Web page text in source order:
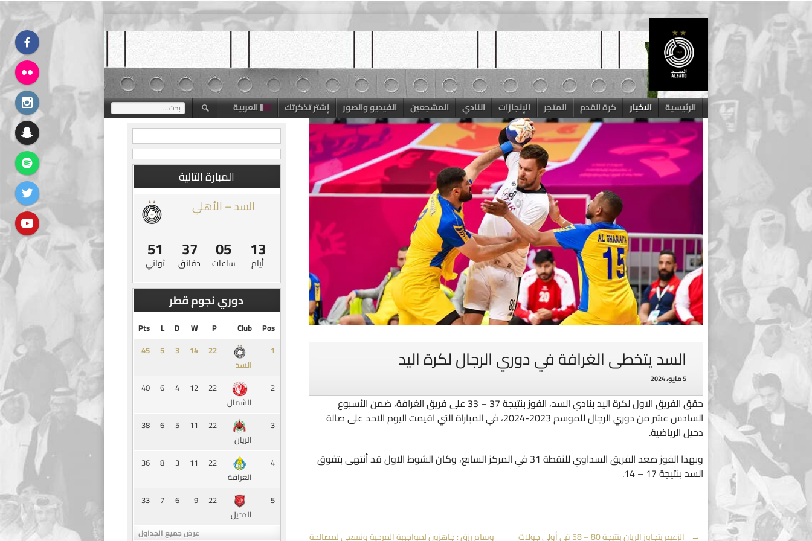
Skip
content
الرئيسية الاخبار كرة القدم المتجر الإنجازات النادي المشجعين الفيديو والصور إشتر تذكرتك العربية البحث
عن:
السد يتخطى الغرافة في دوري الرجال لكرة اليد
5 مايو، 2024
حقق الفريق الاول لكرة اليد بنادي السد، الفوز بنتيجة 37 – 33 على فريق الغرافة، ضمن الأسبوع
السادس عشر من دوري الرجال للموسم 2023-2024، في المباراة التي اقيمت اليوم الاحد على صالة
دحيل الرياضية.
وبهذا الفوز صعد الفريق السداوي للنقطة 31 في المركز السابع، وكان الشوط الاول قد أنتهى بتفوق
السد بنتيجة 17 – 14.
←
الزعيم يتجاوز الريان بنتيجة 80 – 58 في أولى جولات
وسام رزق : جاهزون لمواجهة المرخية ونسعى لمصالحة
المبارة التالية
السد – الأهلي
13
أيام
05
ساعات
37
دقائق
50
ثواني
دوري نجوم قطر
Pos
Club
P
W
D
L
Pts
1
السد
‏22
14
3
5
45
2
الشمال
22
12
4
6
40
3
الريان
22
11
5
6
38
4
الغرافة
22
11
3
8
36
5
الدحيل
22
9
6
7
33
عرض جميع الجداول